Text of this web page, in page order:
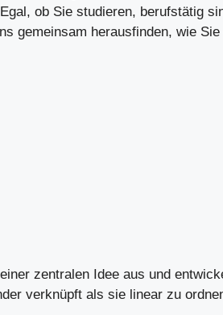
ob Sie studieren, berufstätig
gemeinsam herausfinden, wie
zentralen Idee aus und
verknüpft als sie linear zu